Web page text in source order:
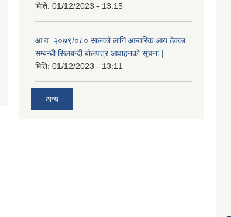
मिति: 01/12/2023 - 13:15
आ.व. २०७९/०८० सालको लागि आन्तरिक आय ठेक्का
सम्बन्धी सिलबन्दी बोलपत्र आवाहनको सूचना |
मिति: 01/12/2023 - 13:11
अन्य